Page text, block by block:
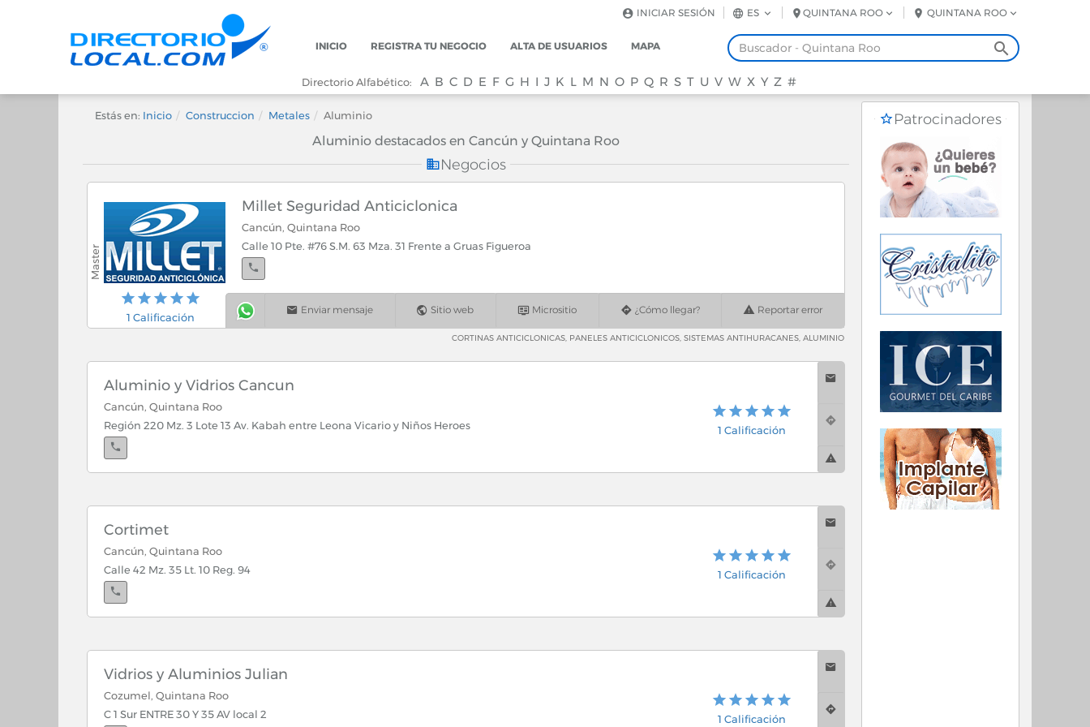
QUINTANA ROO
QUINTANA ROO
ES
INICIAR SESIÓN
INICIO REGISTRA TU NEGOCIO ALTA DE USUARIOS MAPA
Directorio Alfabético: A B C D E F G H I J K L M N O P Q R S T U V W X Y Z #
Estás en: Inicio Construccion Metales Aluminio
Aluminio destacados en Cancún y Quintana Roo
Negocios
1 Calificación
Millet Seguridad Anticiclonica
Cancún, Quintana Roo
Calle 10 Pte. #76 S.M. 63 Mza. 31 Frente a Gruas Figueroa
Enviar mensaje Sitio web Micrositio ¿Cómo llegar? Reportar error
CORTINAS ANTICICLONICAS, PANELES ANTICICLONICOS, SISTEMAS ANTIHURACANES, ALUMINIO
Aluminio y Vidrios Cancun
Cancún, Quintana Roo
Región 220 Mz. 3 Lote 13 Av. Kabah entre Leona Vicario y Niños Heroes
1 Calificación
Cortimet
Cancún, Quintana Roo
Calle 42 Mz. 35 Lt. 10 Reg. 94
1 Calificación
Vidrios y Aluminios Julian
Cozumel, Quintana Roo
C 1 Sur ENTRE 30 Y 35 AV local 2
1 Calificación
Patrocinadores